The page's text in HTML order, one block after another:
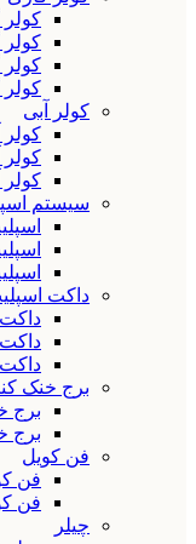
کولر
کولر آبی
کولر
کولر
کولر
سیستم
داکت
برج خنک
برج
برج
فن کویل
فن
فن
چیلر